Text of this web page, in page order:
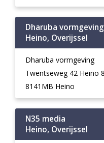
Dharuba vormgeving
Heino, Overijssel
Dharuba vormgeving
Twentseweg 42 Heino
8141MB Heino
N35 media
Heino, Overijssel